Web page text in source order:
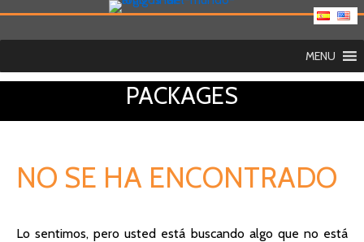
MENU
PACKAGES
NO SE HA ENCONTRADO
Lo sentimos, pero usted está buscando algo que no está